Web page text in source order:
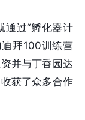
通过“孵化器计
拜100训练营
并与丁香园达
获了众多合作